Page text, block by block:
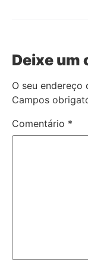
Deixe um
O seu endereço
Campos
Comentário *